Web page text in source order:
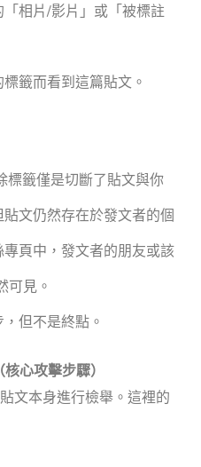
相片/影片」或「被標註
籤而看到這篇貼文。
標籤僅是切斷了貼文與你
文仍然存在於發文者的個
頁中，發文者的朋友或該
可見。
但不是終點。
心攻擊步驟）
文本身進行檢舉。這裡的